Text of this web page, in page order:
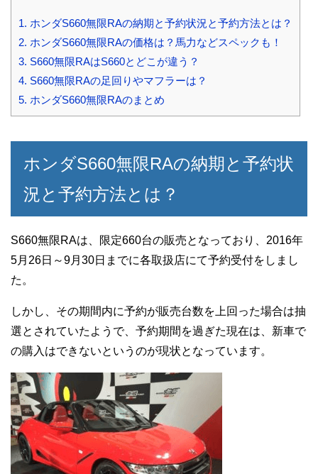
1. ホンダS660無限RAの納期と予約状況と予約方法とは？
2. ホンダS660無限RAの価格は？馬力などスペックも！
3. S660無限RAはS660とどこが違う？
4. S660無限RAの足回りやマフラーは？
5. ホンダS660無限RAのまとめ
ホンダS660無限RAの納期と予約状
況と予約方法とは？
S660無限RAは、限定660台の販売となっており、2016年
5月26日～9月30日までに各取扱店にて予約受付をしまし
た。
しかし、その期間内に予約が販売台数を上回った場合は抽
選とされていたようで、予約期間を過ぎた現在は、新車で
の購入はできないというのが現状となっています。